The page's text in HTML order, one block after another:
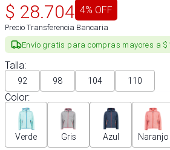
$ 28.704 4% OFF
Precio Transferencia Bancaria
Envío gratis para compras mayores a
Talla:
92 98 104 110
Color:
Verde Gris Azul Naranjo